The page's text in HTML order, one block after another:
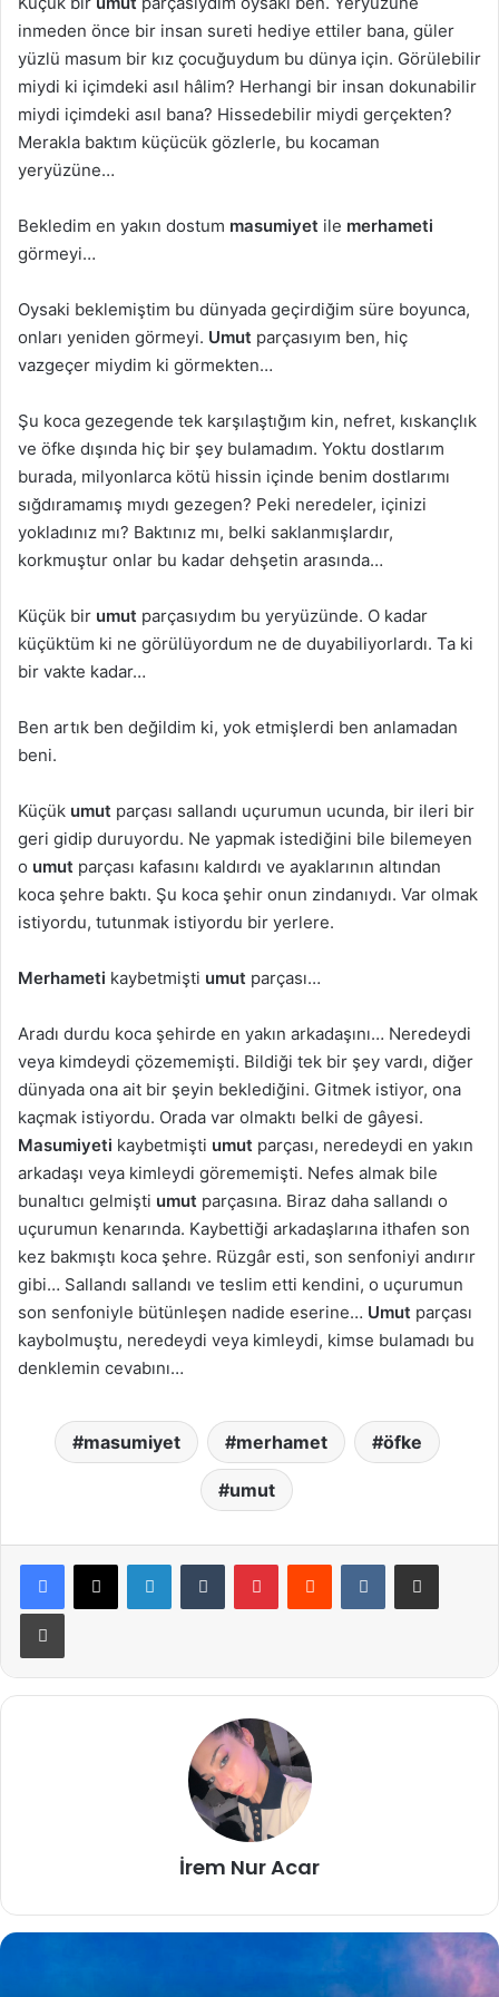
inmeden önce bir insan sureti hediye ettiler bana, güler
yüzlü masum bir kız çocuğuydum bu dünya için. Görülebilir
miydi ki içimdeki asıl hâlim? Herhangi bir insan dokunabilir
miydi içimdeki asıl bana? Hissedebilir miydi gerçekten?
Merakla baktım küçücük gözlerle, bu kocaman
yeryüzüne…
Bekledim en yakın dostum masumiyet ile merhameti
görmeyi…
Oysaki beklemiştim bu dünyada geçirdiğim süre boyunca,
onları yeniden görmeyi. Umut parçasıyım ben, hiç
vazgeçer miydim ki görmekten…
Şu koca gezegende tek karşılaştığım kin, nefret, kıskançlık
ve öfke dışında hiç bir şey bulamadım. Yoktu dostlarım
burada, milyonlarca kötü hissin içinde benim dostlarımı
sığdıramamış mıydı gezegen? Peki neredeler, içinizi
yokladınız mı? Baktınız mı, belki saklanmışlardır,
korkmuştur onlar bu kadar dehşetin arasında…
Küçük bir umut parçasıydım bu yeryüzünde. O kadar
küçüktüm ki ne görülüyordum ne de duyabiliyorlardı. Ta ki
bir vakte kadar…
Ben artık ben değildim ki, yok etmişlerdi ben anlamadan
beni.
Küçük umut parçası sallandı uçurumun ucunda, bir ileri bir
geri gidip duruyordu. Ne yapmak istediğini bile bilemeyen
o umut parçası kafasını kaldırdı ve ayaklarının altından
koca şehre baktı. Şu koca şehir onun zindanıydı. Var olmak
istiyordu, tutunmak istiyordu bir yerlere.
Merhameti kaybetmişti umut parçası…
Aradı durdu koca şehirde en yakın arkadaşını… Neredeydi
veya kimdeydi çözememişti. Bildiği tek bir şey vardı, diğer
dünyada ona ait bir şeyin beklediğini. Gitmek istiyor, ona
kaçmak istiyordu. Orada var olmaktı belki de gâyesi.
Masumiyeti kaybetmişti umut parçası, neredeydi en yakın
arkadaşı veya kimleydi görememişti. Nefes almak bile
bunaltıcı gelmişti umut parçasına. Biraz daha sallandı o
uçurumun kenarında. Kaybettiği arkadaşlarına ithafen son
kez bakmıştı koca şehre. Rüzgâr esti, son senfoniyi andırır
gibi… Sallandı sallandı ve teslim etti kendini, o uçurumun
son senfoniyle bütünleşen nadide eserine… Umut parçası
kaybolmuştu, neredeydi veya kimleydi, kimse bulamadı bu
denklemin cevabını…
masumiyet merhamet öfke
umut
LinkedInTumblr PinterestReddit VKontakteE-Posta ile paylaş
Yazdır
İrem Nur Acar